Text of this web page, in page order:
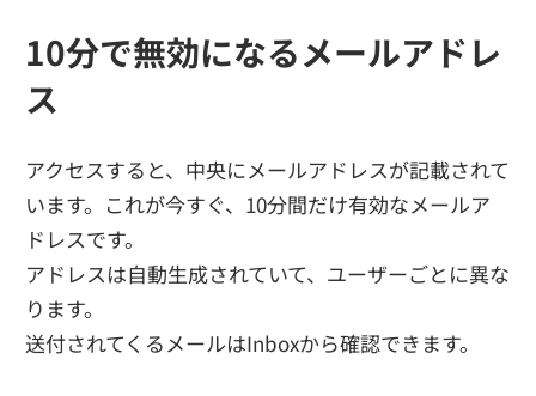
10分で無効になるメールアドレ
ス
アクセスすると、中央にメールアドレスが記載されて
います。これが今すぐ、10分間だけ有効なメールア
ドレスです。
アドレスは自動生成されていて、ユーザーごとに異な
ります。
送付されてくるメールはInboxから確認できます。